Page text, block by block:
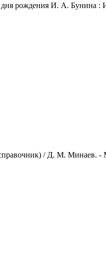
дня рождения И. А. Бунина :
/ Д. М. Минаев. -